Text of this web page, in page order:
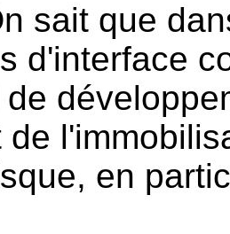
sait que
d'interface
de
en